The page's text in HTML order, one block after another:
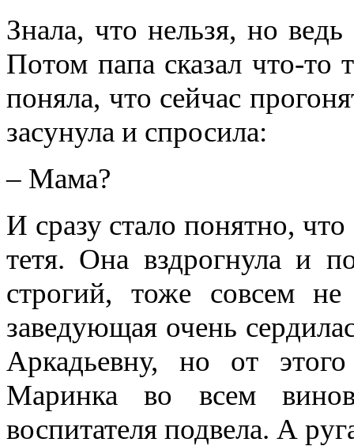
Знала, что нельзя, но
Потом папа сказал что-то
поняла, что сейчас
засунула и спросила:
– Мама?
И сразу стало понятно,
тетя. Она вздрогнула и
строгий, тоже совсем
заведующая очень
Аркадьевну, но от
Маринка во всем
воспитателя подвела. А